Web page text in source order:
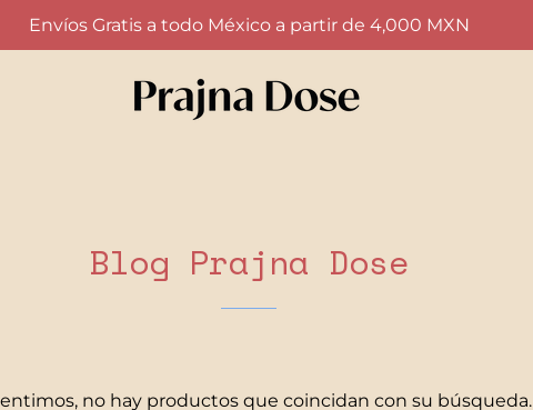
Envíos Gratis a todo México a partir de 4,000 MXN
Blog Prajna Dose
no hay productos que coincidan con su búsqueda.